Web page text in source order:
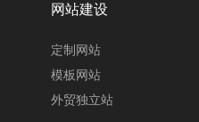
网站建设
定制网站
模板网站
外贸独立站